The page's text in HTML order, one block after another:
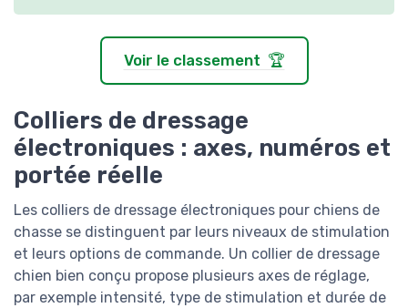
Voir le classement 🏆
Colliers de dressage
électroniques : axes, numéros et
portée réelle
Les colliers de dressage électroniques pour chiens de
chasse se distinguent par leurs niveaux de stimulation
et leurs options de commande. Un collier de dressage
chien bien conçu propose plusieurs axes de réglage,
par exemple intensité, type de stimulation et durée de